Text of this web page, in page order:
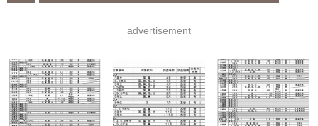
advertisement